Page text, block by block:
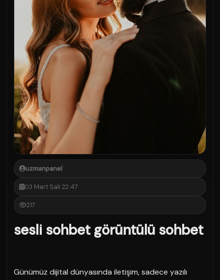
uzmanpanel
03 Mart Salı 22:47
217
sesli sohbet görüntülü sohbet
Günümüz dijital dünyasında iletişim, sadece yazılı